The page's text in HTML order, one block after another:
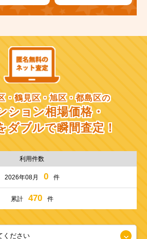
・鶴見区・旭区・都島区の
ション相場価格・
ダブルで瞬間査定！
利用件数
2026年08月 0 件
累計 470 件